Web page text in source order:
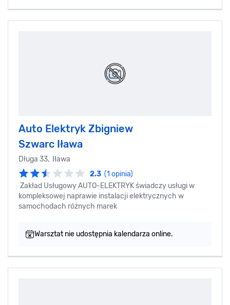
Auto Elektryk Zbigniew
Szwarc Iława
Długa 33, Iława
2.3 (1 opinia)
Zakład Usługowy AUTO-ELEKTRYK świadczy usługi w
kompleksowej naprawie instalacji elektrycznych w
samochodach różnych marek
Warsztat nie udostępnia kalendarza online.